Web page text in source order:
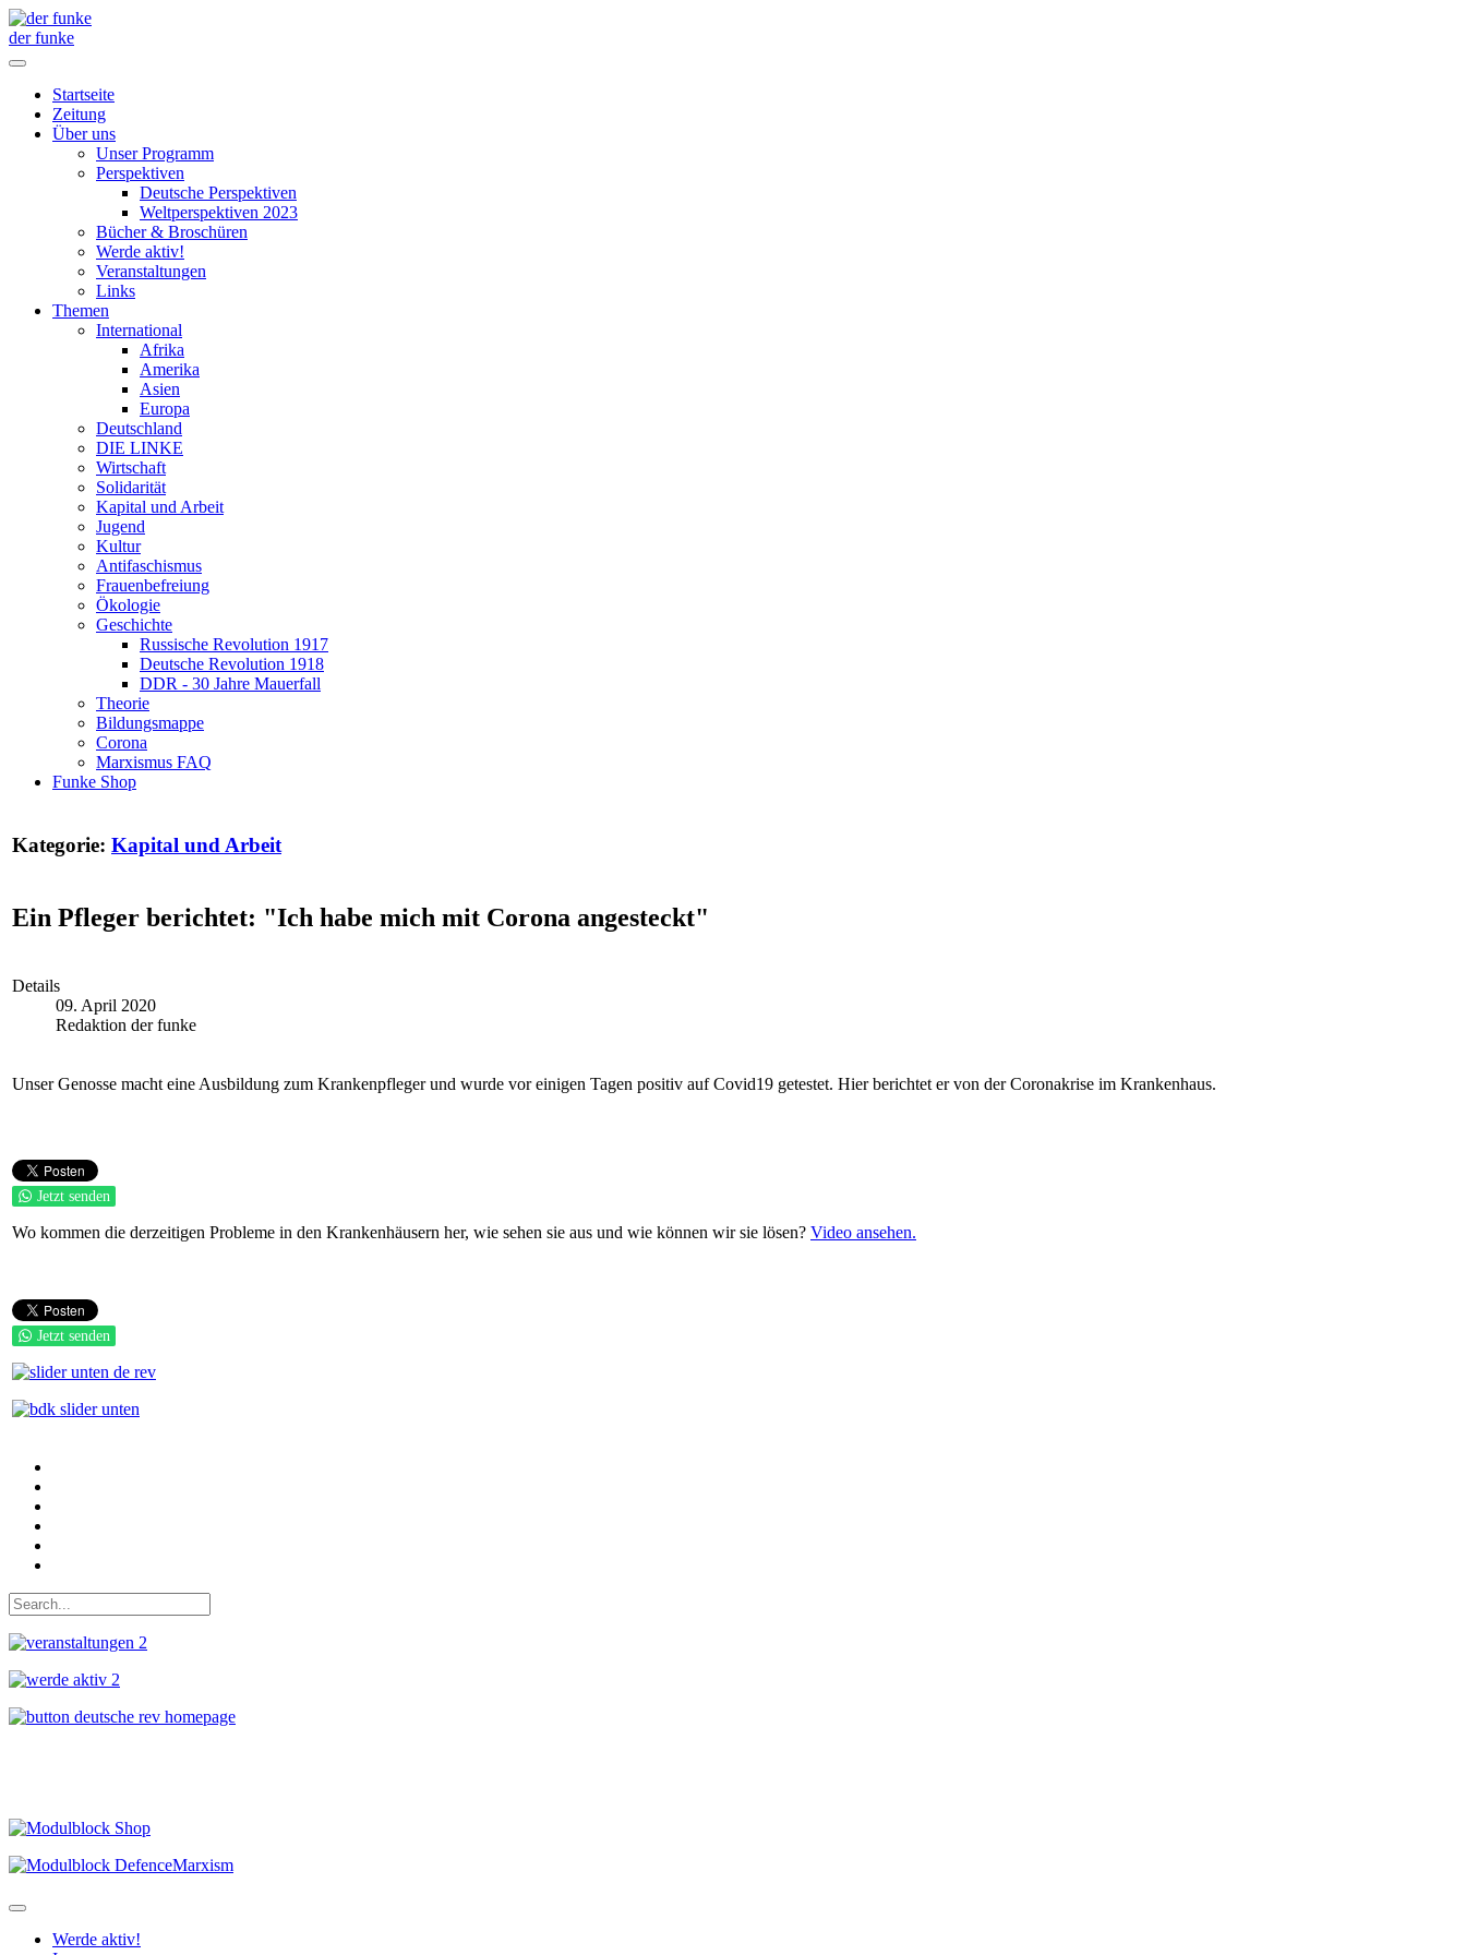
der funke
Startseite
Zeitung
Über uns
Unser Programm
Perspektiven
Deutsche Perspektiven
Weltperspektiven 2023
Bücher & Broschüren
Werde aktiv!
Veranstaltungen
Links
Themen
International
Afrika
Amerika
Asien
Europa
Deutschland
DIE LINKE
Wirtschaft
Solidarität
Kapital und Arbeit
Jugend
Kultur
Antifaschismus
Frauenbefreiung
Ökologie
Geschichte
Russische Revolution 1917
Deutsche Revolution 1918
DDR - 30 Jahre Mauerfall
Theorie
Bildungsmappe
Corona
Marxismus FAQ
Funke Shop
Kategorie: Kapital und Arbeit
Ein Pfleger berichtet: "Ich habe mich mit Corona angesteckt"
Details
09. April 2020
Redaktion der funke
Unser Genosse macht eine Ausbildung zum Krankenpfleger und wurde vor einigen Tagen positiv aufCovid19 getestet. Hier berichtet er von derCoronakrise im Krankenhaus.
Jetzt senden
Wo kommen die derzeitigen Probleme in den Krankenhäusern her, wie sehen sie aus und wie können wir sie lösen? Video ansehen.
Jetzt senden
Werde aktiv!